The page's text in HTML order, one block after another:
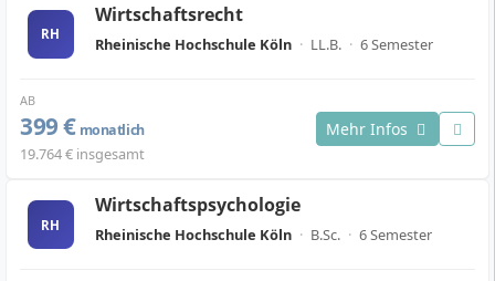
RH
Wirtschaftsrecht
Rheinische Hochschule Köln · LL.B. · 6 Semester
AB
399 € monatlich
19.764 € insgesamt
Mehr Infos
RH
Wirtschaftspsychologie
Rheinische Hochschule Köln · B.Sc. · 6 Semester